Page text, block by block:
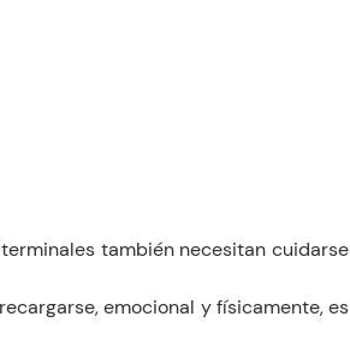
también necesitan cuidarse
emocional y físicamente, es